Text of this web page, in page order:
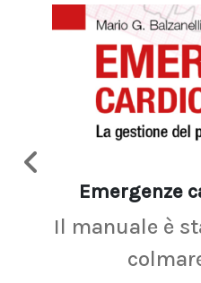
Emergenze
Il manuale è